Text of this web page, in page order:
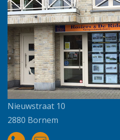
Nieuwstraat 10
2880 Bornem